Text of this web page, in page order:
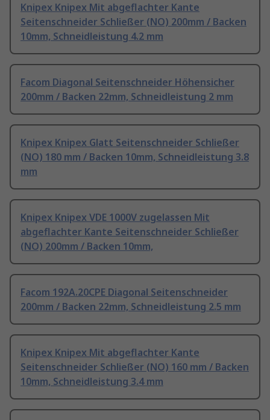
Knipex Knipex Mit abgeflachter Kante
Seitenschneider Schließer (NO) 200mm / Backen
10mm, Schneidleistung 4.2 mm
Facom Diagonal Seitenschneider Höhensicher
200mm / Backen 22mm, Schneidleistung 2 mm
Knipex Knipex Glatt Seitenschneider Schließer
(NO) 180 mm / Backen 10mm, Schneidleistung 3.8
mm
Knipex Knipex VDE 1000V zugelassen Mit
abgeflachter Kante Seitenschneider Schließer
(NO) 200mm / Backen 10mm,
Facom 192A.20CPE Diagonal Seitenschneider
200mm / Backen 22mm, Schneidleistung 2.5 mm
Knipex Knipex Mit abgeflachter Kante
Seitenschneider Schließer (NO) 160 mm / Backen
10mm, Schneidleistung 3.4 mm